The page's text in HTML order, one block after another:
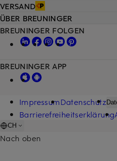
VERSAND
ÜBER BREUNINGER
BREUNINGER FOLGEN
BREUNINGER APP
ImpressumDatenschutz
Barrierefreiheitserklärung
CH
Nach oben